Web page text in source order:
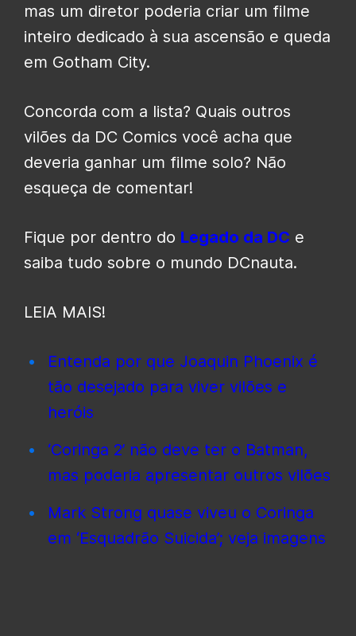
mas um diretor poderia criar um filme
inteiro dedicado à sua ascensão e queda
em Gotham City.
Concorda com a lista? Quais outros
vilões da DC Comics você acha que
deveria ganhar um filme solo? Não
esqueça de comentar!
Fique por dentro do Legado da DC e
saiba tudo sobre o mundo DCnauta.
LEIA MAIS!
Entenda por que Joaquin Phoenix é
tão desejado para viver vilões e
heróis
‘Coringa 2’ não deve ter o Batman,
mas poderia apresentar outros vilões
Mark Strong quase viveu o Coringa
em ‘Esquadrão Suicida’; veja imagens